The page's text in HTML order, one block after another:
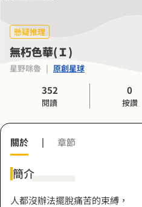
懸疑推理
無朽色華(Ｉ)
星野咪魯 | 原創星球
352
閱讀
0
按讚
關於 | 章節
簡介
人都沒辦法擺脫痛苦的束縛，